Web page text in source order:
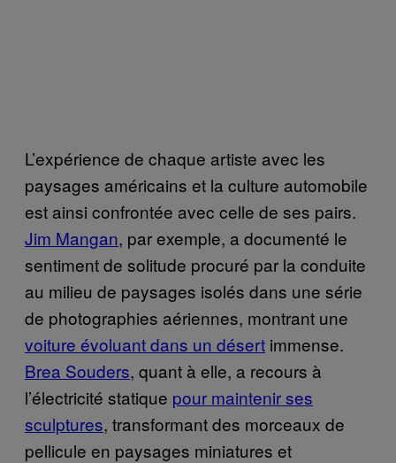
L’expérience de chaque artiste avec les
paysages américains et la culture automobile
est ainsi confrontée avec celle de ses pairs.
Jim Mangan, par exemple, a documenté le
sentiment de solitude procuré par la conduite
au milieu de paysages isolés dans une série
de photographies aériennes, montrant une
voiture évoluant dans un désert immense.
Brea Souders, quant à elle, a recours à
l’électricité statique pour maintenir ses
sculptures, transformant des morceaux de
pellicule en paysages miniatures et